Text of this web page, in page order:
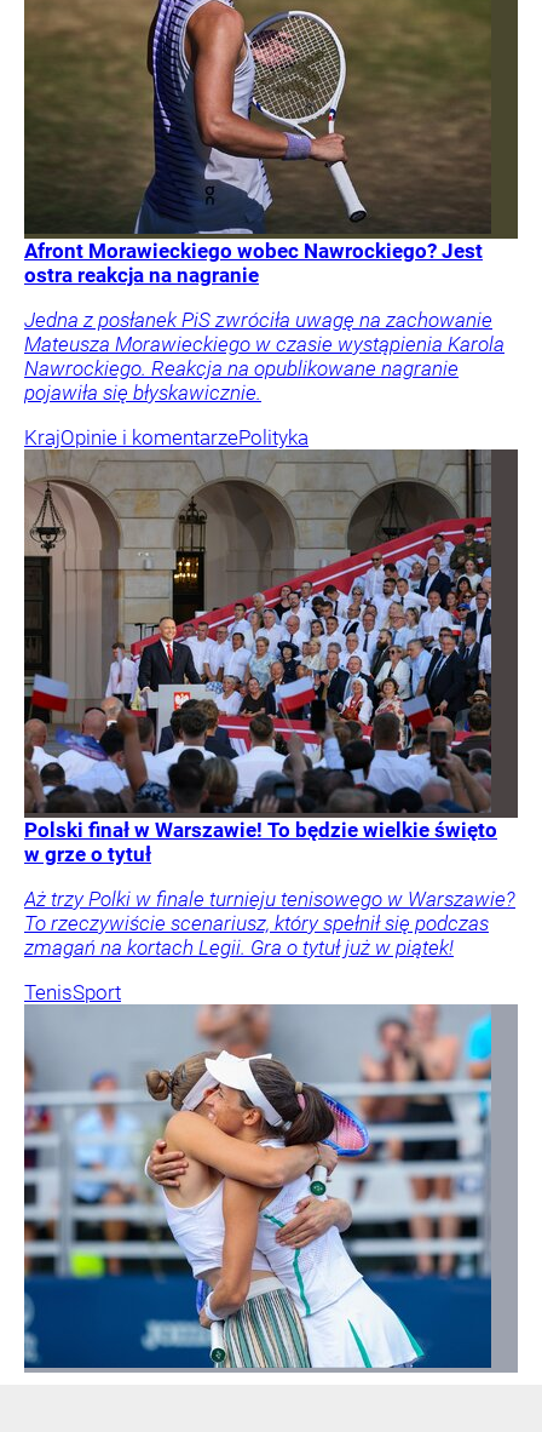
Afront Morawieckiego wobec Nawrockiego? Jest
ostra reakcja na nagranie
Jedna z posłanek PiS zwróciła uwagę na zachowanie
Mateusza Morawieckiego w czasie wystąpienia Karola
Nawrockiego. Reakcja na opublikowane nagranie
pojawiła się błyskawicznie.
KrajOpinie i komentarzePolityka
Polski finał w Warszawie! To będzie wielkie święto
w grze o tytuł
Aż trzy Polki w finale turnieju tenisowego w Warszawie?
To rzeczywiście scenariusz, który spełnił się podczas
zmagań na kortach Legii. Gra o tytuł już w piątek!
TenisSport